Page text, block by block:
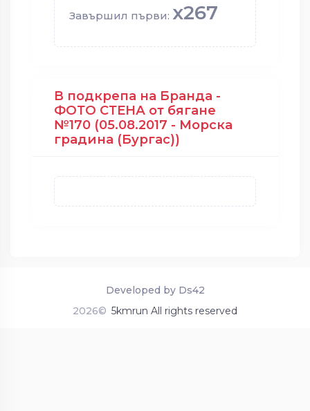
Завършил първи: x267
В подкрепа на Бранда -
ФОТО СТЕНА от бягане
№170 (05.08.2017 - Морска
градина (Бургас))
2026© 5kmrun All rights reserved
Developed by Ds42